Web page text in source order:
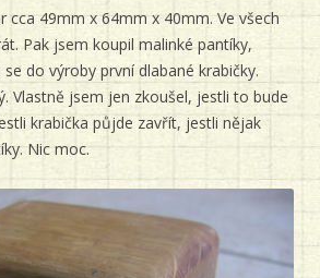
cca 49mm x 64mm x 40mm. Ve všech
Pak jsem koupil malinké pantíky,
do výroby první dlabané krabičky.
Vlastně jsem jen zkoušel, jestli to bude
krabička půjde zavřít, jestli nějak
Nic moc.